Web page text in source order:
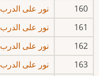
160
نور على الدرب 16-12-1434هـ
161
نور على الدرب 09-12-1434هـ
162
نور على الدرب 24-11-1434هـ
163
نور على الدرب 03-11-1434هـ